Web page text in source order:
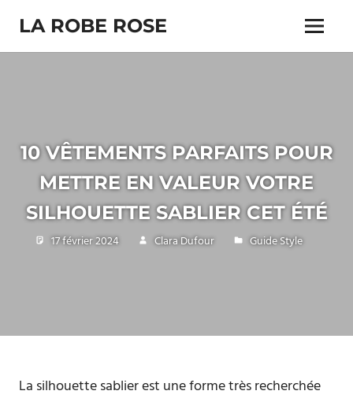
content
LA ROBE ROSE Menu
10 VÊTEMENTS PARFAITS POUR
METTRE EN VALEUR VOTRE
SILHOUETTE SABLIER CET ÉTÉ
17 février 2024 Clara Dufour Guide Style
La silhouette sablier est une forme très recherchée